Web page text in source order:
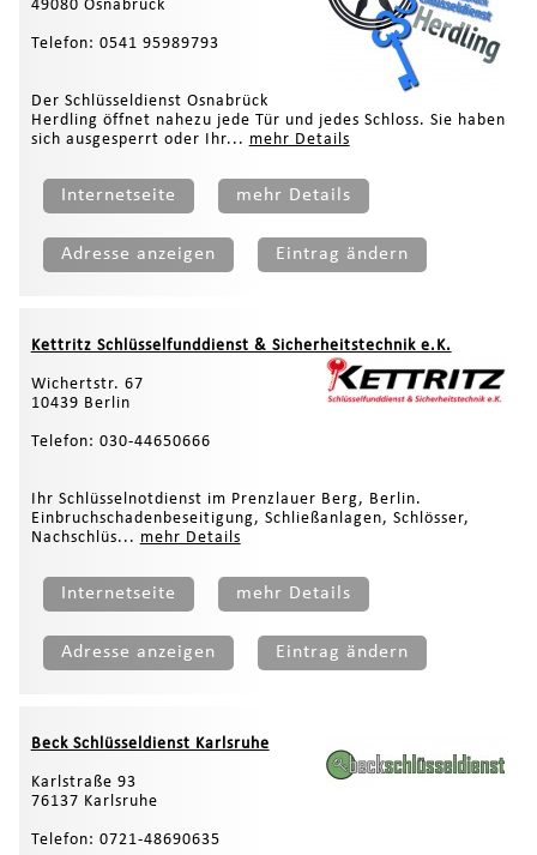
49080 Osnabrück
Telefon: 0541 95989793
Der Schlüsseldienst Osnabrück
Herdling öffnet nahezu jede Tür und jedes Schloss. Sie haben
sich ausgesperrt oder Ihr... mehr Details
Internetseite mehr Details
Adresse anzeigen Eintrag ändern
Kettritz Schlüsselfunddienst & Sicherheitstechnik e.K.
Wichertstr. 67
10439 Berlin
Telefon: 030-44650666
Ihr Schlüsselnotdienst im Prenzlauer Berg, Berlin.
Einbruchschadenbeseitigung, Schließanlagen, Schlösser,
Nachschlüs... mehr Details
Internetseite mehr Details
Adresse anzeigen Eintrag ändern
Beck Schlüsseldienst Karlsruhe
Karlstraße 93
76137 Karlsruhe
Telefon: 0721-48690635